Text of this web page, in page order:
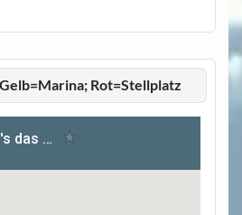
Rot=Stellplatz